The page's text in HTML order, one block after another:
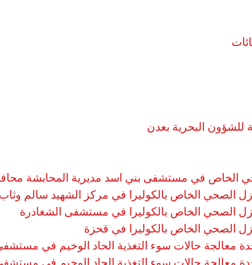
للشؤون البحرية بعدن
الخاص في مستشفى بني اسد مديرية المحابشة
الصحي الخاص بالكوليرا في مركز الشهيد سالم وثاب
الصحي الخاص بالكوليرا في مستشفى الشغادرة
الصحي الخاص بالكوليرا في قحزة
معالجة حالات سوء التغذية الحاد الوخيم في